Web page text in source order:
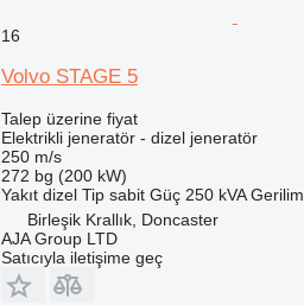
16
Volvo STAGE 5
Talep üzerine fiyat
Elektrikli jeneratör - dizel jeneratör
250 m/s
272 bg (200 kW)
Yakıt dizel Tip sabit Güç 250 kVA Gerilim
Birleşik Krallık, Doncaster
AJA Group LTD
Satıcıyla iletişime geç